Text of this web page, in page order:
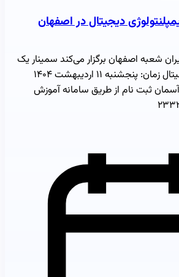
دیجیتال در اصفهان
شعبه اصفهان برگزار می‌کند سمینار یک
روزه ایمپلنتولوژی دیجیتال زمان: پنجشنبه ۱۱ اردیبهشت ۱۴۰۴
ثبت نام از طریق سامانه آموزش